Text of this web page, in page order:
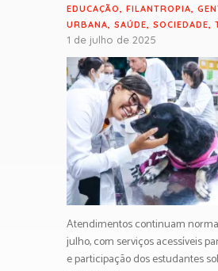
EDUCAÇÃO, FILANTROPIA,
URBANA, SAÚDE, SOCIEDADE,
1 de julho de 2025
Atendimentos continuam
julho, com serviços acessíveis
e participação dos estudantes